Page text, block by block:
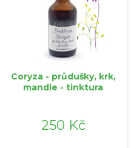
Coryza - průdušky, krk,
mandle - tinktura
250 Kč